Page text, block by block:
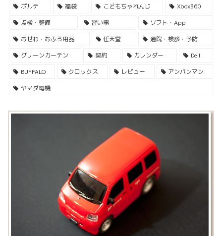
ポルテ
福袋 こどもちゃれんじ
Xbox360
点検・整備
習い事
ソフト・App
おせわ・おふろ用品
任天堂
通院・検診・予防
グリーンカーテン
契約 カレンダー
Dell
BUFFALO
クロックス レビュー
アンパンマン
ヤマダ電機